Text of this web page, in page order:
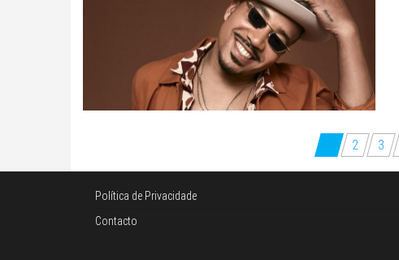
dos
conteúdos
1 2 3
Política de Privacidade
Contacto